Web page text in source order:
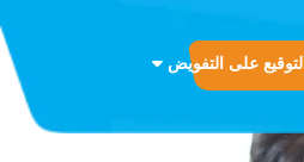
التوقيع على التفويض